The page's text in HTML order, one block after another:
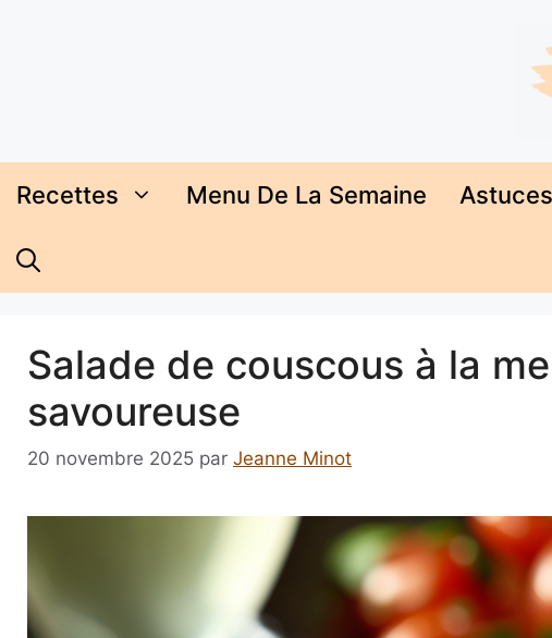
Recettes Menu De La Semaine
Salade de couscous à la
savoureuse
20 novembre 2025 par Jeanne Minot